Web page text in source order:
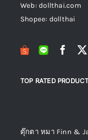
Web: dollthai.com
Shopee: dollthai
TOP RATED
ตุ๊กตา หมา Finn &